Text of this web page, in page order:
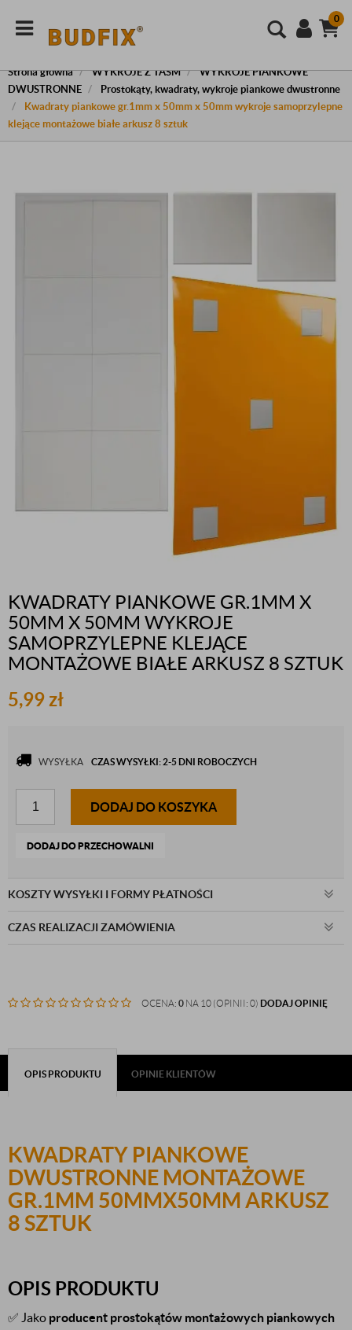
0
Strona główna WYKROJE Z TAŚM
WYKROJE PIANKOWE
DWUSTRONNE
Prostokąty, kwadraty, wykroje piankowe dwustronne
Kwadraty piankowe gr.1mm x 50mm x 50mm wykroje samoprzylepne
klejące montażowe białe arkusz 8 sztuk
KWADRATY PIANKOWE GR.1MM X
50MM X 50MM WYKROJE
SAMOPRZYLEPNE KLEJĄCE
MONTAŻOWE BIAŁE ARKUSZ 8 SZTUK
5,99zł
WYSYŁKA CZAS WYSYŁKI: 2-5 DNI ROBOCZYCH
DODAJ DO KOSZYKA
DODAJ DO PRZECHOWALNI
KOSZTY WYSYŁKI I FORMY PŁATNOŚCI
CZAS REALIZACJI ZAMÓWIENIA
OCENA: 0 NA 10 (OPINII: 0) DODAJ OPINIĘ
OPIS PRODUKTU OPINIE KLIENTÓW
KWADRATY PIANKOWE
DWUSTRONNE MONTAŻOWE
GR.1MM 50MMX50MM ARKUSZ
8 SZTUK
OPIS PRODUKTU
✅ Jako producent prostokątów montażowych piankowych